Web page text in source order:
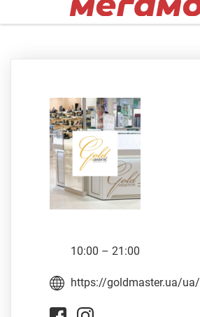
10:00 – 21:00
https://goldmaster.ua/ua/